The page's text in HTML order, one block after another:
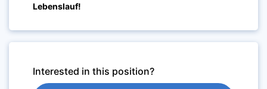
Lebenslauf!
Interested in this position?